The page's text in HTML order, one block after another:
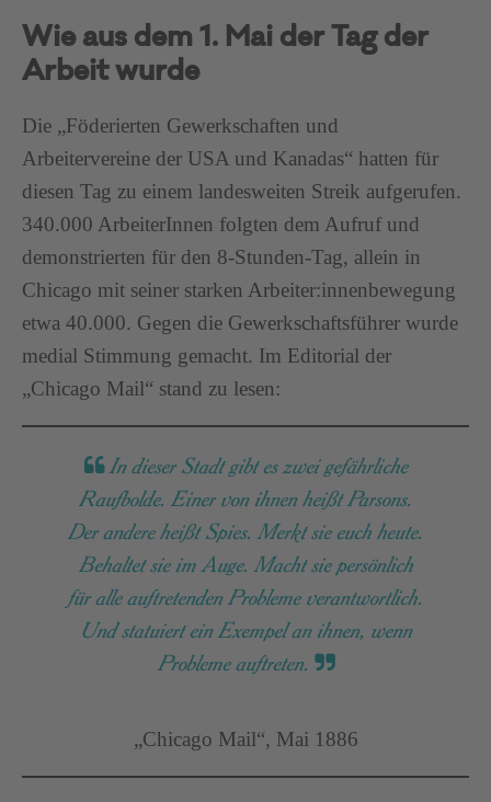
Wie aus dem 1. Mai der Tag der
Arbeit wurde
Die „Föderierten Gewerkschaften und
Arbeitervereine der USA und Kanadas“ hatten für
diesen Tag zu einem landesweiten Streik aufgerufen.
340.000 ArbeiterInnen folgten dem Aufruf und
demonstrierten für den 8-Stunden-Tag, allein in
Chicago mit seiner starken Arbeiter:innenbewegung
etwa 40.000. Gegen die Gewerkschaftsführer wurde
medial Stimmung gemacht. Im Editorial der
„Chicago Mail“ stand zu lesen:
In dieser Stadt gibt es zwei gefährliche
Raufbolde. Einer von ihnen heißt Parsons.
Der andere heißt Spies. Merkt sie euch heute.
Behaltet sie im Auge. Macht sie persönlich
für alle auftretenden Probleme verantwortlich.
Und statuiert ein Exempel an ihnen, wenn
Probleme auftreten.
„Chicago Mail“, Mai 1886